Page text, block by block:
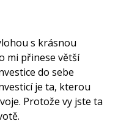
s krásnou
mi přinese větší
do sebe
je ta, kterou
Protože vy jste ta